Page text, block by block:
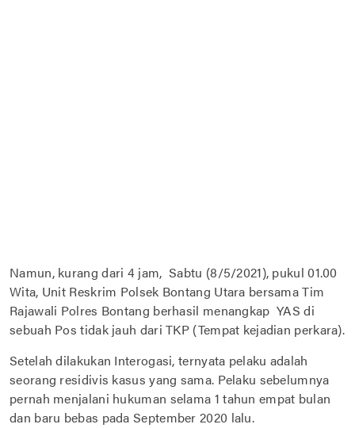
Namun, kurang dari 4 jam, Sabtu (8/5/2021), pukul 01.00
Wita, Unit Reskrim Polsek Bontang Utara bersama Tim
Rajawali Polres Bontang berhasil menangkap YAS di
sebuah Pos tidak jauh dari TKP (Tempat kejadian perkara).
Setelah dilakukan Interogasi, ternyata pelaku adalah
seorang residivis kasus yang sama. Pelaku sebelumnya
pernah menjalani hukuman selama 1 tahun empat bulan
dan baru bebas pada September 2020 lalu.